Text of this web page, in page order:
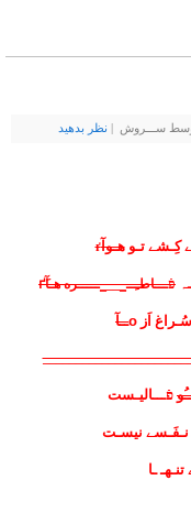
نظر بدهيد
کِـشے تـو هـوآґ
פֿـــاطـِــ‗__‗ـــــره هـآґَ
سُـراغ اَز oــآ
ـُو פֿـــالیـست
نـفَـسے نیسـت
تنـهـ ـا